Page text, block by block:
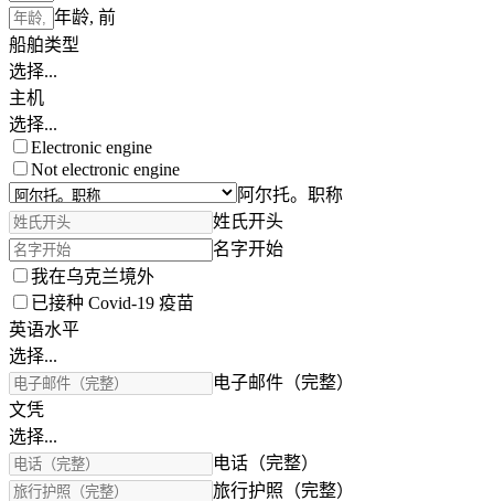
年龄, 前
船舶类型
选择...
主机
选择...
Electronic engine
Not electronic engine
阿尔托。职称
姓氏开头
名字开始
我在乌克兰境外
已接种 Covid-19 疫苗
英语水平
选择...
电子邮件（完整）
文凭
选择...
电话（完整）
旅行护照（完整）